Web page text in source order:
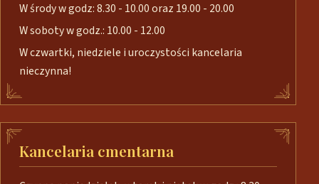
W środy w godz: 8.30 - 10.00 oraz 19.00 - 20.00
W soboty w godz.: 10.00 - 12.00
W czwartki, niedziele i uroczystości kancelaria
nieczynna!
Kancelaria cmentarna